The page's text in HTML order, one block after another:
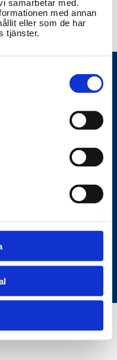
samarbetar med.
med annan
eller som de har
tjänster.
— den digitala